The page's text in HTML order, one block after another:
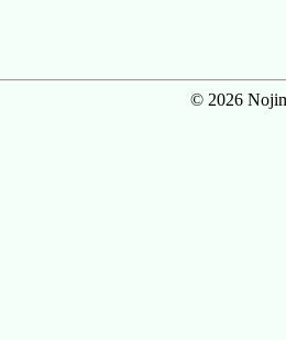
© 2026